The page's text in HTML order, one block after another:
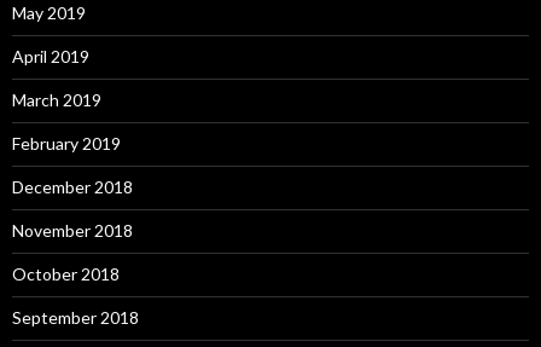
May 2019
April 2019
March 2019
February 2019
December 2018
November 2018
October 2018
September 2018